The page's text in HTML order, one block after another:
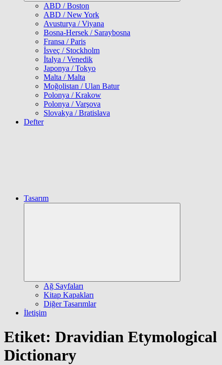
ABD / Boston
ABD / New York
Avusturya / Viyana
Bosna-Hersek / Saraybosna
Fransa / Paris
İsveç / Stockholm
İtalya / Venedik
Japonya / Tokyo
Malta / Malta
Moğolistan / Ulan Batur
Polonya / Krakow
Polonya / Varşova
Slovakya / Bratislava
Defter
Tasarım
Ağ Sayfaları
Kitap Kapakları
Diğer Tasarımlar
İletişim
Etiket: Dravidian Etymological
Dictionary